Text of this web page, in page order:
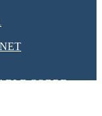
COBRE